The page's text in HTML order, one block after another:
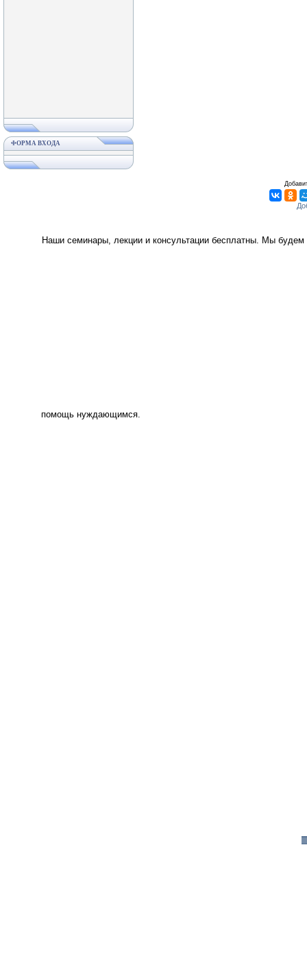
ФОРМА ВХОДА
Наши семинары, лекции и консультации бесплатны. Мы
помощь нуждающимся.